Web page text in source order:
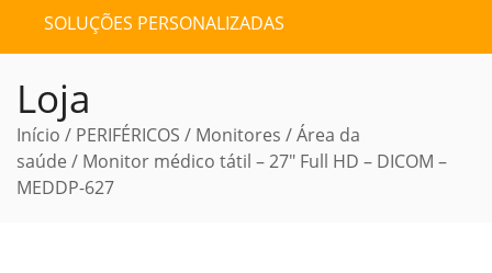
SOLUÇÕES PERSONALIZADAS
Loja
Início / PERIFÉRICOS / Monitores /Área da
saúde / Monitor médico tátil – 27″ Full HD – DICOM –
MEDDP-627